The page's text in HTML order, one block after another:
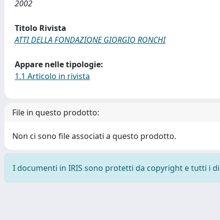
2002
Titolo Rivista
ATTI DELLA FONDAZIONE GIORGIO RONCHI
Appare nelle tipologie:
1.1 Articolo in rivista
File in questo prodotto:
Non ci sono file associati a questo prodotto.
I documenti in IRIS sono protetti da copyright e tutti i